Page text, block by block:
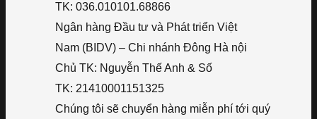
TK: 036.010101.68866
Ngân hàng Đầu tư và Phát triển Việt
Nam (BIDV) – Chi nhánh Đông Hà nội
Chủ TK: Nguyễn Thế Anh & Số
TK: 21410001151325
Chúng tôi sẽ chuyển hàng miễn phí tới quý